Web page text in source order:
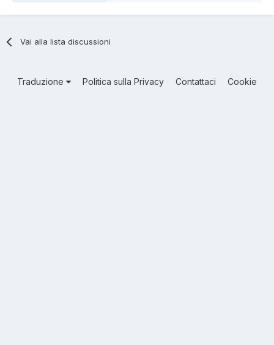
Vai alla lista discussioni
Traduzione Politica sulla Privacy Contattaci Cookie